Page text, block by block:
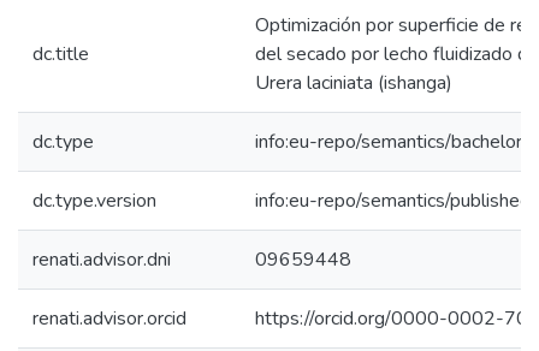
dc.title
Optimización por superficie de
del secado por lecho fluidizado
Urera laciniata (ishanga)
dc.type info:eu-repo/semantics/
dc.type.version info:eu-repo/semantics/
renati.advisor.dni 09659448
renati.advisor.orcid https://orcid.org/0000-0002-